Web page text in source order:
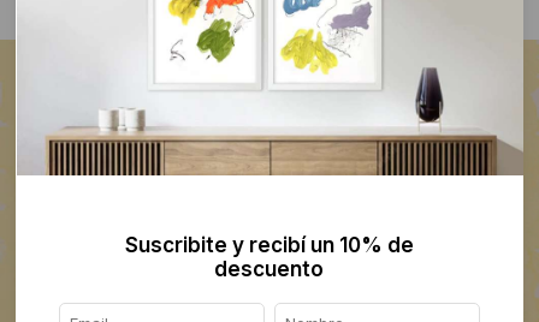
Figurativa >
Suscribite y recibí un 10% de
descuento